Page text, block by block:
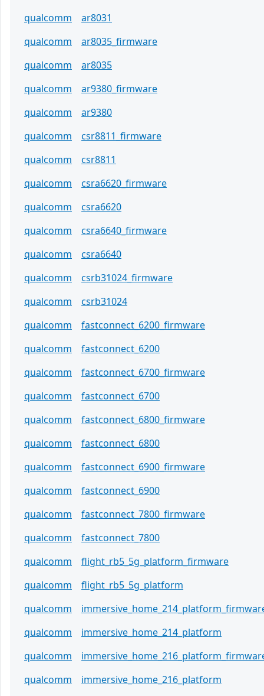
qualcomm
ar8031
qualcomm
ar8035_firmware
qualcomm
ar8035
qualcomm
ar9380_firmware
qualcomm
ar9380
qualcomm
csr8811_firmware
qualcomm
csr8811
qualcomm
csra6620_firmware
qualcomm
csra6620
qualcomm
csra6640_firmware
qualcomm
csra6640
qualcomm
csrb31024_firmware
qualcomm
csrb31024
qualcomm
fastconnect_6200_firmware
qualcomm
fastconnect_6200
qualcomm
fastconnect_6700_firmware
qualcomm
fastconnect_6700
qualcomm
fastconnect_6800_firmware
qualcomm
fastconnect_6800
qualcomm
fastconnect_6900_firmware
qualcomm
fastconnect_6900
qualcomm
fastconnect_7800_firmware
qualcomm
fastconnect_7800
qualcomm
flight_rb5_5g_platform_firmware
qualcomm
flight_rb5_5g_platform
qualcomm
qualcomm
immersive_home_214_platform
qualcomm
qualcomm
immersive_home_216_platform